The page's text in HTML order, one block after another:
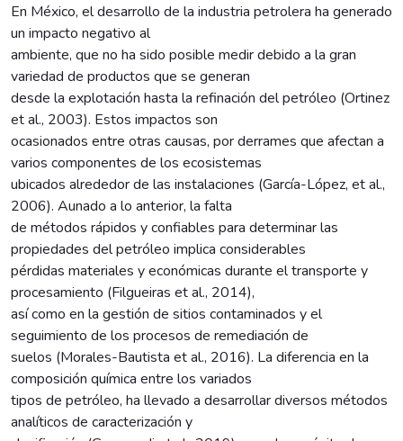
En México, el desarrollo de la industria petrolera ha generado
un impacto negativo al
ambiente, que no ha sido posible medir debido a la gran
variedad de productos que se generan
desde la explotación hasta la refinación del petróleo (Ortinez
et al., 2003). Estos impactos son
ocasionados entre otras causas, por derrames que afectan a
varios componentes de los ecosistemas
ubicados alrededor de las instalaciones (García-López, et al.,
2006). Aunado a lo anterior, la falta
de métodos rápidos y confiables para determinar las
propiedades del petróleo implica considerables
pérdidas materiales y económicas durante el transporte y
procesamiento (Filgueiras et al., 2014),
así como en la gestión de sitios contaminados y el
seguimiento de los procesos de remediación de
suelos (Morales-Bautista et al., 2016). La diferencia en la
composición química entre los variados
tipos de petróleo, ha llevado a desarrollar diversos métodos
analíticos de caracterización y